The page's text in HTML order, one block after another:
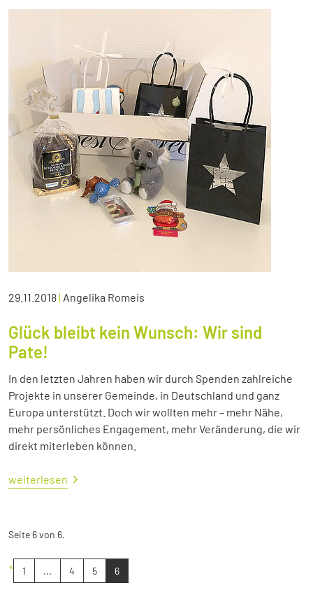
29.11.2018| Angelika Romeis
Glück bleibt kein Wunsch: Wir sind
Pate!
In den letzten Jahren haben wir durch Spenden zahlreiche
Projekte in unserer Gemeinde, in Deutschland und ganz
Europa unterstützt. Doch wir wollten mehr – mehr Nähe,
mehr persönliches Engagement, mehr Veränderung, die wir
direkt miterleben können.
weiterlesen
Seite 6 von 6.
« 1 ... 4 5 6